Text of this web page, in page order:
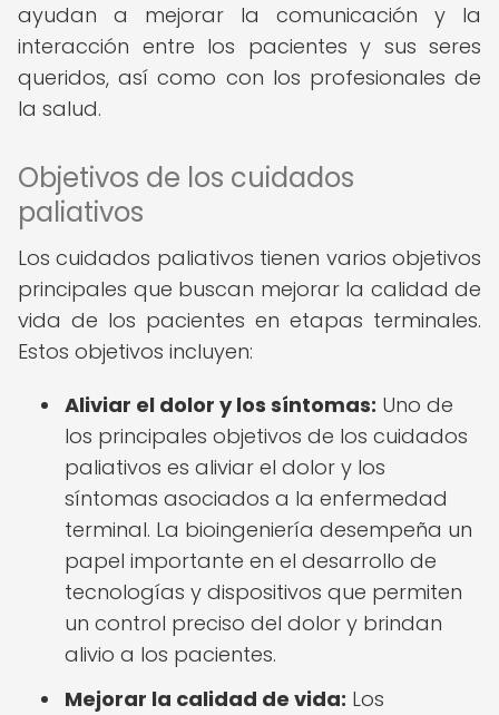
ayudan a mejorar la comunicación y la
interacción entre los pacientes y sus seres
queridos, así como con los profesionales de
la salud.
Objetivos de los cuidados
paliativos
Los cuidados paliativos tienen varios objetivos
principales que buscan mejorar la calidad de
vida de los pacientes en etapas terminales.
Estos objetivos incluyen:
Aliviar el dolor y los síntomas: Uno de
los principales objetivos de los cuidados
paliativos es aliviar el dolor y los
síntomas asociados a la enfermedad
terminal. La bioingeniería desempeña un
papel importante en el desarrollo de
tecnologías y dispositivos que permiten
un control preciso del dolor y brindan
alivio a los pacientes.
Mejorar la calidad de vida: Los